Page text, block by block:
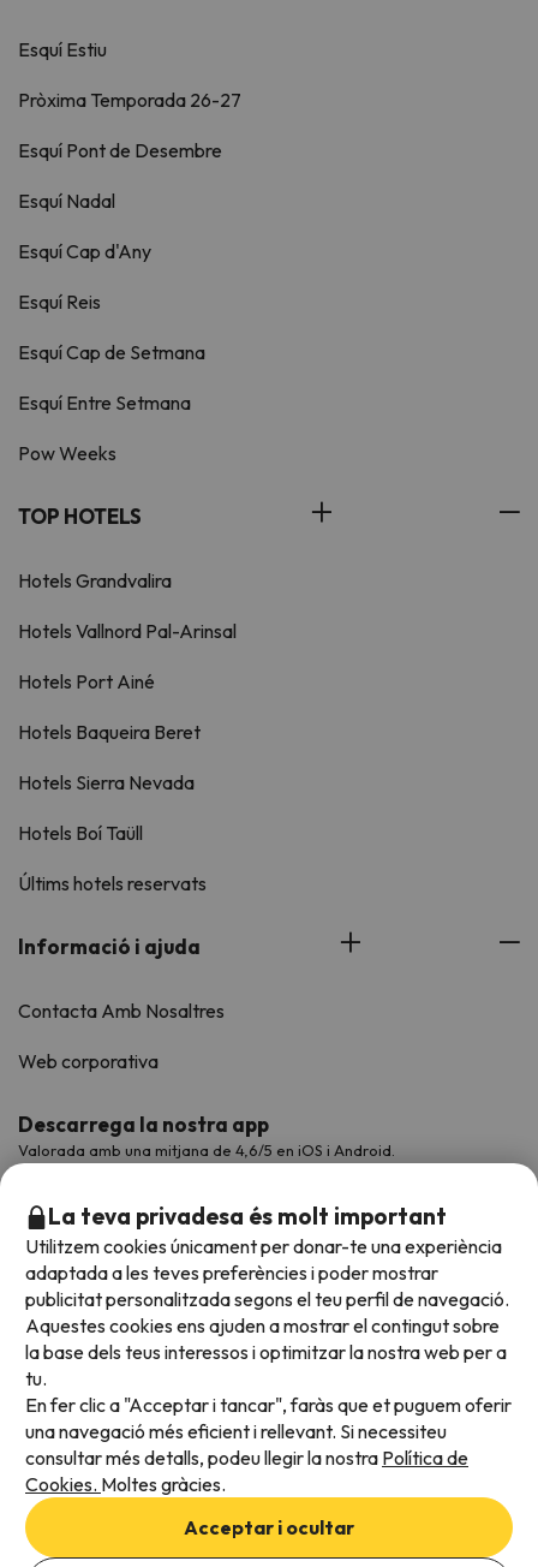
Esquí Estiu
Pròxima Temporada 26-27
Esquí Pont de Desembre
Esquí Nadal
Esquí Cap d'Any
Esquí Reis
Esquí Cap de Setmana
Esquí Entre Setmana
Pow Weeks
TOP HOTELS
Hotels Grandvalira
Hotels Vallnord Pal-Arinsal
Hotels Port Ainé
Hotels Baqueira Beret
Hotels Sierra Nevada
Hotels Boí Taüll
Últims hotels reservats
Informació i ajuda
Contacta Amb Nosaltres
Web corporativa
Descarrega la nostra app
Valorada amb una mitjana de 4,6/5 en iOS i Android.
Acceptem
Condicions generals
Privadesa de dades
La teva privadesa és molt important
Utilitzem cookies únicament per donar-te una experiència
adaptada a les teves preferències i poder mostrar
publicitat personalitzada segons el teu perfil de navegació.
Aquestes cookies ens ajuden a mostrar el contingut sobre
la base dels teus interessos i optimitzar la nostra web per a
tu.
En fer clic a "Acceptar i tancar", faràs que et puguem oferir
una navegació més eficient i rellevant. Si necessiteu
consultar més detalls, podeu llegir la nostra Política de
Cookies. Moltes gràcies.
Acceptar i ocultar